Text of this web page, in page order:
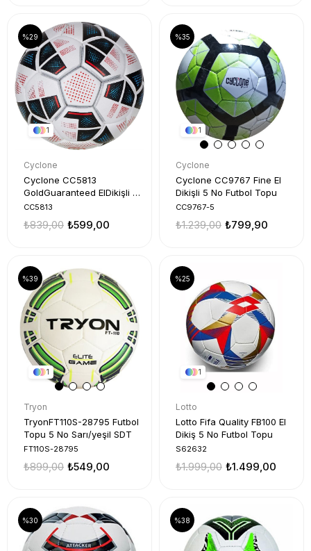
1
Cyclone
Cyclone CC5813
GoldGuaranteed ElDikişli 4
No FTopu
CC5813
₺599,00
₺839,00
%29
1
Cyclone
Cyclone CC9767 Fine El
Dikişli 5 No Futbol Topu
CC9767-5
₺799,90
₺1.239,00
%35
1
Tryon
TryonFT110S-28795 Futbol
Topu 5 No Sarı/yeşil SDT
FT110S-28795
₺549,00
₺899,00
%39
1
Lotto
Lotto Fifa Quality FB100 El
Dikiş 5 No Futbol Topu
S62632
₺1.499,00
₺1.999,00
%25
%30 %38